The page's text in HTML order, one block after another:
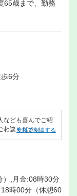
65歳まで、勤務
6分
なども喜んでご紹
相談ください。
無料で相談する
）,月金:08時30分
時00分（休憩60